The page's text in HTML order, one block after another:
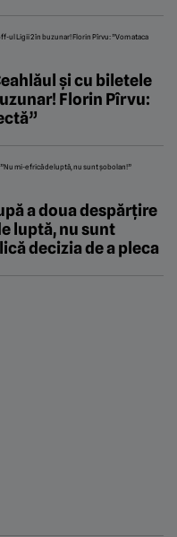
și cu biletele
Florin Pîrvu:
a doua despărțire
luptă, nu sunt
decizia de a pleca